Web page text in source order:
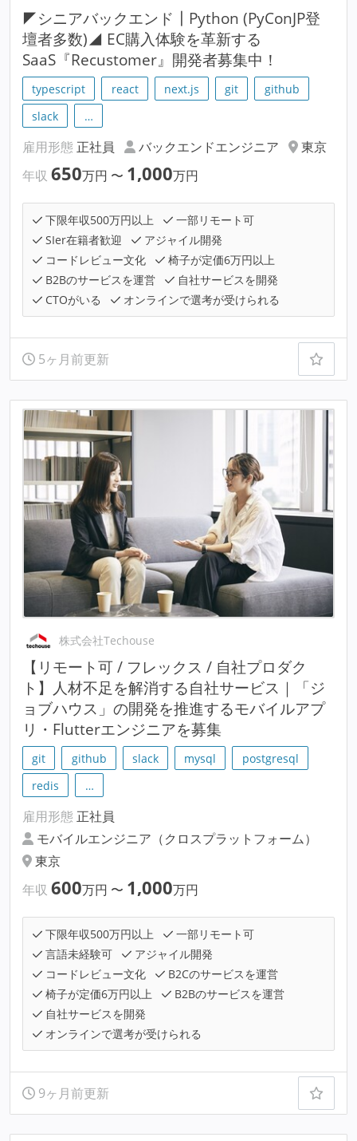
◤シニアバックエンド┃Python (PyConJP登
壇者多数)◢ EC購入体験を革新する
SaaS『Recustomer』開発者募集中！
typescript react next.js git
github
slack
…
雇用形態 正社員 バックエンドエンジニア
東京
年収 650万円 〜 1,000万円
下限年収500万円以上
一部リモート可
SIer在籍者歓迎
アジャイル開発
コードレビュー文化
椅子が定価6万円以上
B2Bのサービスを運営
自社サービスを開発
CTOがいる
オンラインで選考が受けられる
5ヶ月前更新
株式会社Techouse
【リモート可 / フレックス / 自社プロダク
ト】人材不足を解消する自社サービス｜「ジ
ョブハウス」の開発を推進するモバイルアプ
リ・Flutterエンジニアを募集
git github slack mysql
postgresql
redis
…
雇用形態 正社員
モバイルエンジニア（クロスプラットフォーム）
東京
年収 600万円 〜 1,000万円
下限年収500万円以上
一部リモート可
言語未経験可
アジャイル開発
コードレビュー文化
B2Cのサービスを運営
椅子が定価6万円以上
B2Bのサービスを運営
自社サービスを開発
オンラインで選考が受けられる
9ヶ月前更新